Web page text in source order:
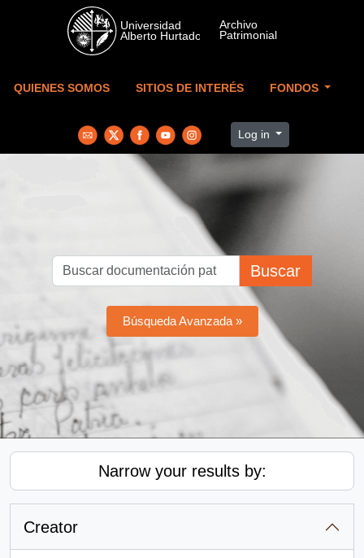
Skip to main content
QUIENES SOMOS SITIOS DE INTERÉS FONDOS
Log in
Buscar
Búsqueda Avanzada »
Narrow your results by:
Creator